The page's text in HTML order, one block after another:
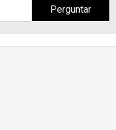
Perguntar